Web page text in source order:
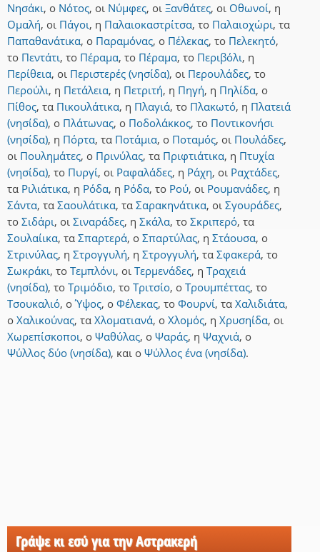
Νησάκι, ο Νότος, οι Νύμφες, οι Ξανθάτες, οι Οθωνοί, η
Ομαλή, οι Πάγοι, η Παλαιοκαστρίτσα, το Παλαιοχώρι, τα
Παπαθανάτικα, ο Παραμόνας, ο Πέλεκας, το Πελεκητό,
το Πεντάτι, το Πέραμα, το Πέραμα, το Περιβόλι, η
Περίθεια, οι Περιστερές (νησίδα), οι Περουλάδες, το
Περούλι, η Πετάλεια, η Πετριτή, η Πηγή, η Πηλίδα, ο
Πίθος, τα Πικουλάτικα, η Πλαγιά, το Πλακωτό, η Πλατειά
(νησίδα), ο Πλάτωνας, ο Ποδολάκκος, το Ποντικονήσι
(νησίδα), η Πόρτα, τα Ποτάμια, ο Ποταμός, οι Πουλάδες,
οι Πουλημάτες, ο Πρινύλας, τα Πριφτιάτικα, η Πτυχία
(νησίδα), το Πυργί, οι Ραφαλάδες, η Ράχη, οι Ραχτάδες,
τα Ριλιάτικα, η Ρόδα, η Ρόδα, το Ρού, οι Ρουμανάδες, η
Σάντα, τα Σαουλάτικα, τα Σαρακηνάτικα, οι Σγουράδες,
το Σιδάρι, οι Σιναράδες, η Σκάλα, το Σκριπερό, τα
Σουλαίικα, τα Σπαρτερά, ο Σπαρτύλας, η Στάουσα, ο
Στρινύλας, η Στρογγυλή, η Στρογγυλή, τα Σφακερά, το
Σωκράκι, το Τεμπλόνι, οι Τερμενάδες, η Τραχειά
(νησίδα), το Τριμόδιο, το Τριτσίο, ο Τρουμπέττας, το
Τσουκαλιό, ο Ύψος, ο Φέλεκας, το Φουρνί, τα Χαλιδιάτα,
ο Χαλικούνας, τα Χλοματιανά, ο Χλομός, η Χρυσηίδα, οι
Χωρεπίσκοποι, ο Ψαθύλας, ο Ψαράς, η Ψαχνιά, ο
Ψύλλος δύο (νησίδα), και ο Ψύλλος ένα (νησίδα).
Γράψε κι εσύ για την Αστρακερή